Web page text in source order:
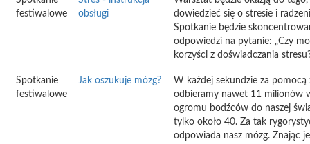
festiwalowe
obsługi
dowiedzieć się o stresie i
Spotkanie będzie
odpowiedzi na pytanie: „Czy
korzyści z doświadczania
Spotkanie
festiwalowe
Jak oszukuje mózg?
W każdej sekundzie za pomocą
odbieramy nawet 11 milionów
ogromu bodźców do naszej
tylko około 40. Za tak
odpowiada nasz mózg. Znając